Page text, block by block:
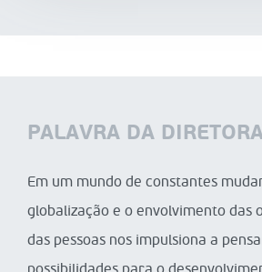
PALAVRA DA
Em um mundo de constantes
globalização e o envolvimento das
das pessoas nos impulsiona a